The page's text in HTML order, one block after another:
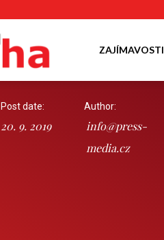
Magazín
ZAJÍMAVOSTI
Post date:
20. 9. 2019
Author:
info@press-
media.cz